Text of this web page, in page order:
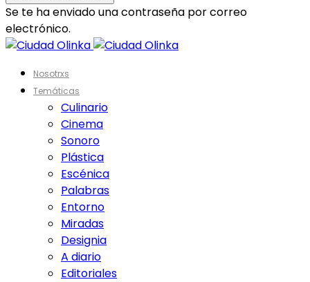
Se te ha enviado una contraseña por correo
electrónico.
Nosotrxs
Temáticas
Culinario
Cinema
Sonoro
Plástica
Escénica
Palabras
Entorno
Miradas
Designia
A diario
Editoriales